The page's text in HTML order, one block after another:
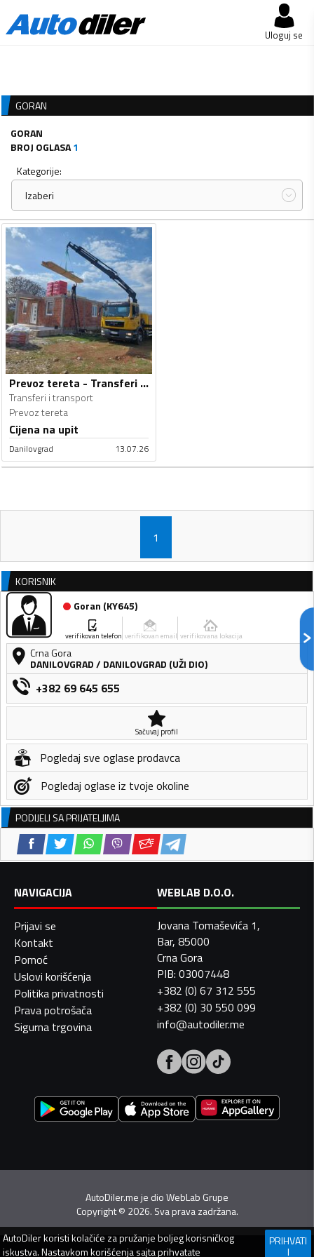
Uloguj se
GORAN
GORAN
BROJ OGLASA1
Kategorije:
Izaberi
Prevoz tereta - Transferi i transport
Transferi i transport
Prevoz tereta
Cijena na upit
Danilovgrad 13.07.26
1
KORISNIK
Goran (KY645)
verifikovan telefon verifikovan email verifikovana lokacija
Crna Gora
DANILOVGRAD/ DANILOVGRAD (UŽI DIO)
+382 69 645 655
Sačuvaj profil
Pogledaj sve oglase prodavca
Pogledaj oglase iz tvoje okoline
PODIJELI SA PRIJATELJIMA
NAVIGACIJA
Prijavi se
Kontakt
Pomoć
Uslovi korišćenja
Politika privatnosti
Prava potrošača
Sigurna trgovina
WEBLAB D.O.O.
Jovana Tomaševića 1,
Bar, 85000
Crna Gora
PIB: 03007448
+382 (0) 67 312 555
+382 (0) 30 550 099
info@autodiler.me
AutoDiler.me je dioWebLab Grupe
Copyright© 2026. Sva prava zadržana.
AutoDilerkoristi kolačiće za pružanje boljeg korisničkog
iskustva. Nastavkom korišćenja sajta prihvatate
PRIHVATI
I